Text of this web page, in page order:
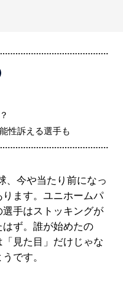
性訴える選手も
今や当たり前になっ
ます。ユニホームパ
手はストッキングが
ず。誰が始めたの
見た目」だけじゃな
です。